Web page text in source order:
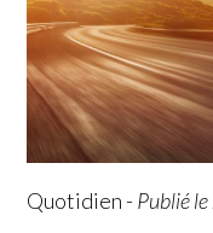
Quotidien - Publié